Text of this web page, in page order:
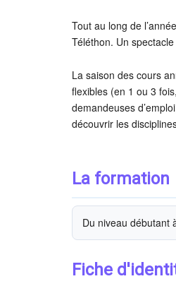
Tout au long de
Téléthon. Un
La saison des cours
flexibles (en 1 ou 3
demandeuses
découvrir les
La formation
Du niveau débutant
Fiche